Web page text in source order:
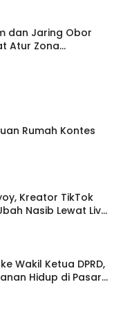
dan Jaring Obor
Atur Zona
Rumah Kontes
Kreator TikTok
Nasib Lewat Live
Wakil Ketua DPRD,
Hidup di Pasar